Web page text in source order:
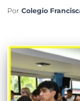
Por Colegio